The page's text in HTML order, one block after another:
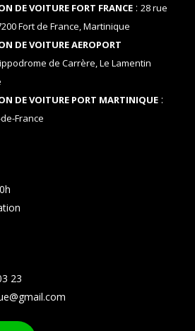
DE VOITURE FORT FRANCE: 28 rue
Fort de France, Martinique
DE VOITURE AEROPORT
de Carrère, Le Lamentin
DE VOITURE PORT MARTINIQUE:
France
23